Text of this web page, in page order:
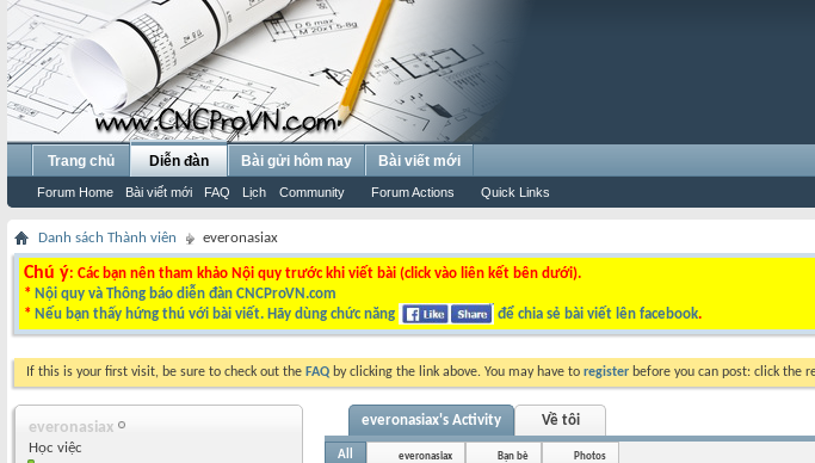
Trang chủ Diễn đàn
Forum Home Bài viết mới FAQ Lịch Community Forum Actions Quick Links
Bài gửi hôm nay Bài viết mới
Danh sách Thành viên everonasiax
Chú ý: Các bạn nên tham khảo Nội quy trước khi viết bài (click vào liên kết bên dưới).
* Nội quy và Thông báo diễn đàn CNCProVN.com
* Nếu bạn thấy hứng thú với bài viết. Hãy dùng chức năng để chia sẻ bài viết lên facebook.
If this is your first visit, be sure to check out the FAQ by clicking the link above. You may have to register before you can post: click the
everonasiax
Học việc
everonasiax's Activity Về tôi
All everonasiax Bạn bè Photos